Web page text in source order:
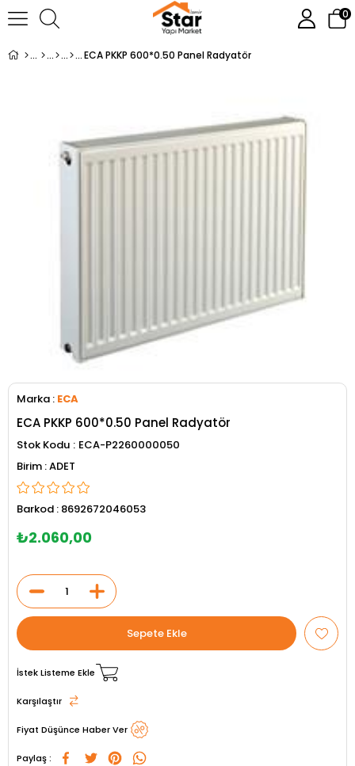
0
ECA PKKP 600*0.50 Panel Radyatör
Marka : ECA
ECA PKKP 600*0.50 Panel Radyatör
Stok Kodu
ECA-P2260000050
ADET
Barkod : 8692672046053
₺2.060,00
İstek Listeme Ekle
Karşılaştır
Fiyat Düşünce Haber Ver
Paylaş :